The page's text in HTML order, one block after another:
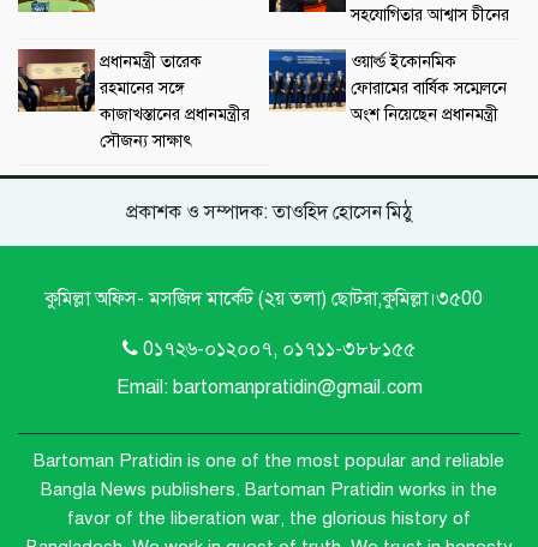
সহযোগিতার আশ্বাস চীনের
প্রধানমন্ত্রী তারেক
রহমানের সঙ্গে
কাজাখস্তানের প্রধানমন্ত্রীর
সৌজন্য সাক্ষাৎ
ওয়ার্ল্ড ইকোনমিক
ফোরামের বার্ষিক সম্মেলনে
অংশ নিয়েছেন প্রধানমন্ত্রী
প্রকাশক ও সম্পাদক: তাওহিদ হোসেন মিঠু
কুমিল্লা অফিস- মসজিদ মার্কেট (২য় তলা) ছোটরা,কুমিল্লা।৩৫00
0১৭২৬-০১২০০৭, ০১৭১১-৩৮৮১৫৫
Email: bartomanpratidin@gmail.com
Bartoman Pratidin is one of the most popular and reliable
Bangla News publishers. Bartoman Pratidin works in the
favor of the liberation war, the glorious history of